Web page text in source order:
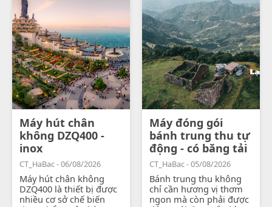
Máy hút chân
không DZQ400 -
inox
CT_HaBac - 06/08/2026
Máy hút chân không
DZQ400 là thiết bị được
nhiều cơ sở chế biến
Máy đóng gói
bánh trung thu tự
động - có băng tải
CT_HaBac - 05/08/2026
Bánh trung thu không
chỉ cần hương vị thơm
ngon mà còn phải được